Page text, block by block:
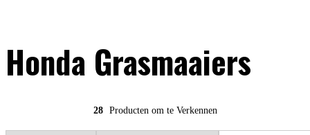
Honda Grasmaaiers
28 Producten om te Verkennen